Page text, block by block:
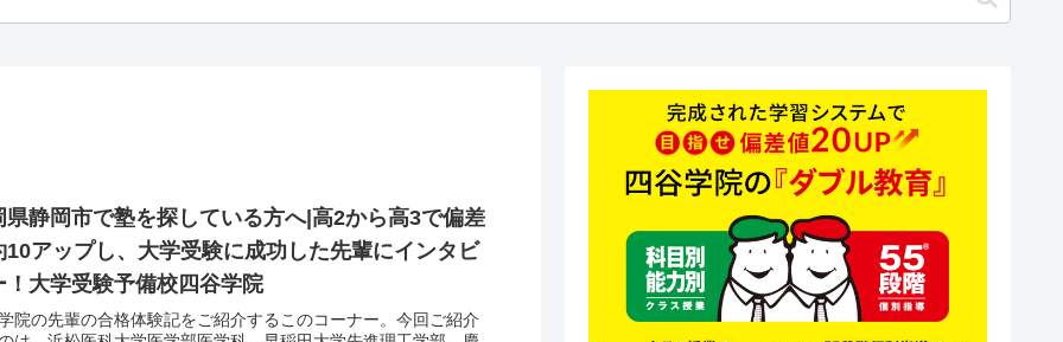
県静岡市で塾を探している方へ|高2から高3で偏差
10アップし、大学受験に成功した先輩にインタビ
！大学受験予備校四谷学院
院の先輩の合格体験記をご紹介するこのコーナー。今回ご紹介